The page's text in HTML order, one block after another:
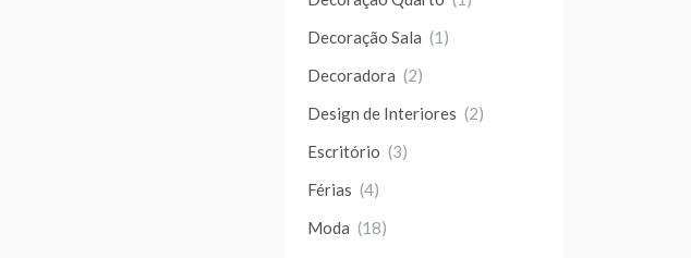
Decoração Sala (1)
Decoradora (2)
Design de Interiores (2)
Escritório (3)
Férias (4)
Moda (18)